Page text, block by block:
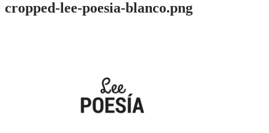
cropped-lee-poesia-blanco.png